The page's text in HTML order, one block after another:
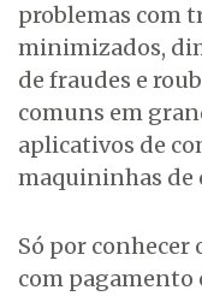
problemas com
minimizados,
de fraudes e
comuns em
aplicativos de
maquininhas de
Só por
com pagamento